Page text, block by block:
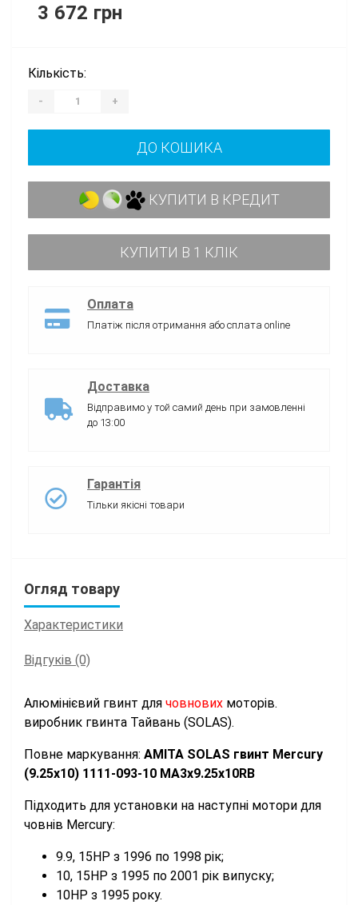
3 672 грн
Кількість:
- +
ДО КОШИКА
КУПИТИ В КРЕДИТ
КУПИТИ В 1 КЛІК
Оплата
Платіж після отримання або сплата online
Доставка
Відправимо у той самий день при замовленні
до 13:00
Гарантія
Тільки якісні товари
Огляд товару
Характеристики
Відгуків (0)
Алюмінієвий гвинт для човнових моторів.
виробник гвинта Тайвань (SOLAS).
Повне маркування: АМІТА SOLAS гвинт Mercury
(9.25x10) 1111-093-10 МА3x9.25x10RB
Підходить для установки на наступні мотори для
човнів Mercury:
9.9, 15HP з 1996 по 1998 рік;
10, 15HP з 1995 по 2001 рік випуску;
10HP з 1995 року.